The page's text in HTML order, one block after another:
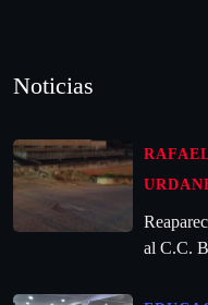
Noticias
al C.C.